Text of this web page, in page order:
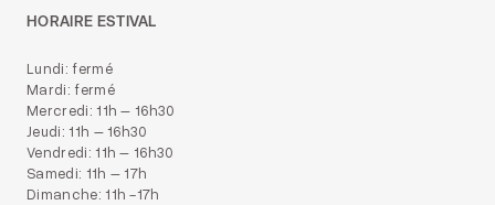
HORAIRE ESTIVAL
Lundi: fermé
Mardi: fermé
Mercredi: 11h – 16h30
Jeudi: 11h – 16h30
Vendredi: 11h – 16h30
Samedi: 11h – 17h
Dimanche: 11h -17h